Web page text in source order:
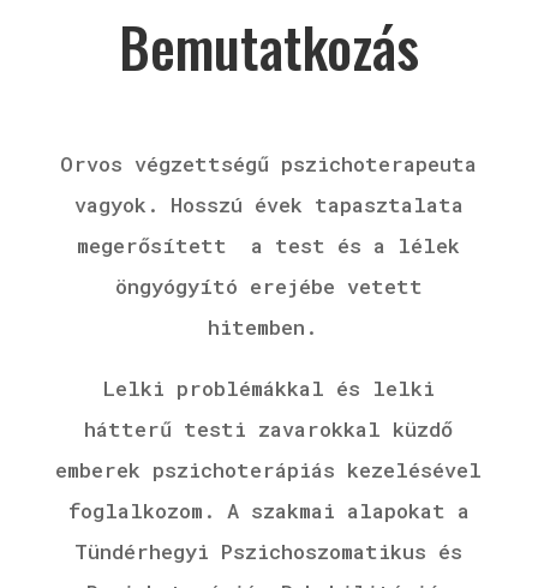
Bemutatkozás
Orvos végzettségű pszichoterapeuta
vagyok. Hosszú évek tapasztalata
megerősített a test és a lélek
öngyógyító erejébe vetett
hitemben.
Lelki problémákkal és lelki
hátterű testi zavarokkal küzdő
emberek pszichoterápiás kezelésével
foglalkozom. A szakmai alapokat a
Tündérhegyi Pszichoszomatikus és